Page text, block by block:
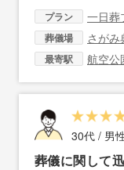
プラン 一日葬
葬儀場 さが
最寄駅 航空公
30代 / 男
葬儀に関して